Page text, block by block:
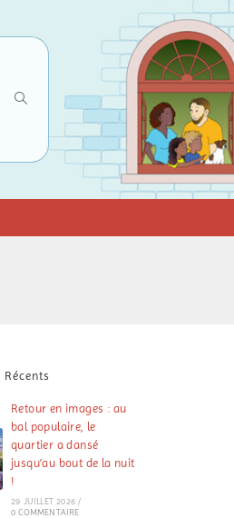
Retour en images : au
bal populaire, le
quartier a dansé
jusqu’au bout de la nuit
!
29 JUILLET 2026 /
0 COMMENTAIRE